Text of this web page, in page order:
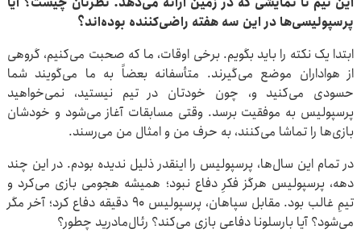
پرسپولیسی‌ها در این سه هفته راضی‌کننده بوده‌اند؟
ابتدا یک نکته را باید بگویم. برخی اوقات، ما که صحبت می‌کنیم، گروهی
از هواداران موضع می‌گیرند. متأسفانه بعضاً به ما می‌گویند شما
حسودی می‌کنید و، چون خودتان در تیم نیستید، نمی‌خواهید
پرسپولیس به موفقیت برسد. وقتی مسابقات آغاز می‌شود و خودشان
بازی‌ها را تماشا می‌کنند، به حرف من و امثال من می‌رسند.
در تمام این سال‌ها، پرسپولیس را اینقدر ذلیل ندیده بودم. در این چند
دهه، پرسپولیس هرگز فکرِ دفاع نبود؛ همیشه هجومی بازی می‌کرد و
تیمِ غالب بود. مقابل سپاهان، پرسپولیس ۹۰ دقیقه دفاع کرد؛ آخر مگر
می‌شود؟ آیا بارسلونا دفاعی بازی می‌کند؟ رئال‌مادرید چطور؟